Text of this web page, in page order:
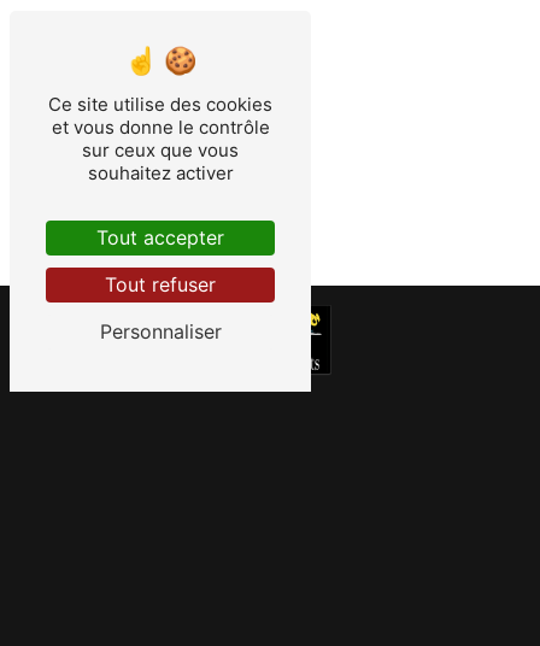
Ce site utilise des cookies
et vous donne le contrôle
sur ceux que vous
souhaitez activer
Tout accepter
Tout refuser
Personnaliser